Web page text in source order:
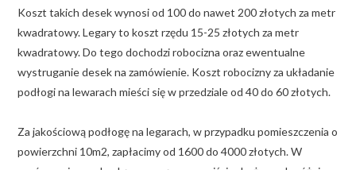
Koszt takich desek wynosi od 100 do nawet 200 złotych za metr
kwadratowy. Legary to koszt rzędu 15-25 złotych za metr
kwadratowy. Do tego dochodzi robocizna oraz ewentualne
wystruganie desek na zamówienie. Koszt robocizny za układanie
podłogi na lewarach mieści się w przedziale od 40 do 60 złotych.
Za jakościową podłogę na legarach, w przypadku pomieszczenia o
powierzchni 10m2, zapłacimy od 1600 do 4000 złotych. W